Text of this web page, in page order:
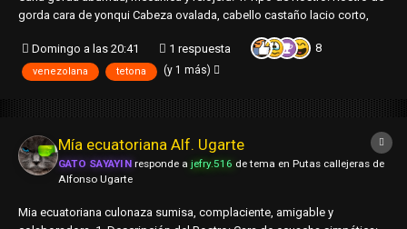
gorda cara de yonqui Cabeza ovalada, cabello castaño lacio corto,
chanchito, boca grande y con labios gruesos. 2. Edad: 26 +/-. 3....
Domingo a las 20:41 1 respuesta 8
venezolana tetona (y 1 más)
Mía ecuatoriana Alf. Ugarte
GATO SAYAYINresponde a jefry.516 de tema en Putas callejeras de
Alfonso Ugarte
Mia ecuatoriana culonaza sumisa, complaciente, amigable y